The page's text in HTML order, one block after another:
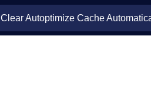
Clear Autoptimize Cache